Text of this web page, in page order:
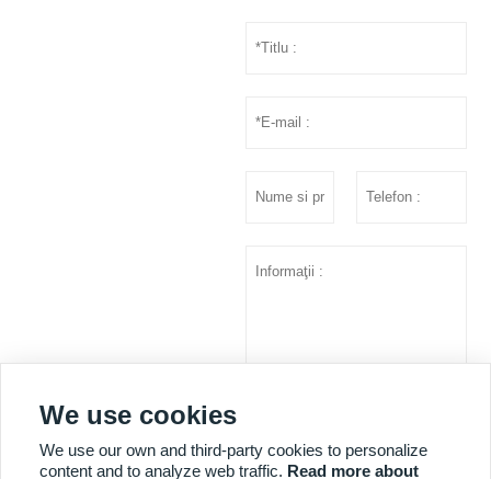
We use cookies
We use our own and third-party cookies to personalize
content and to analyze web traffic. Read more about